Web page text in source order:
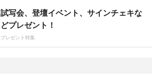
試写会、登壇イベント、サインチェキな
どプレゼント！
プレゼント特集